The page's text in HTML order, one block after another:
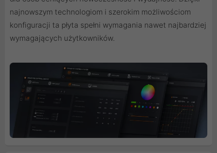
najnowszym technologiom i szerokim możliwościom
konfiguracji ta płyta spełni wymagania nawet najbardziej
wymagających użytkowników.